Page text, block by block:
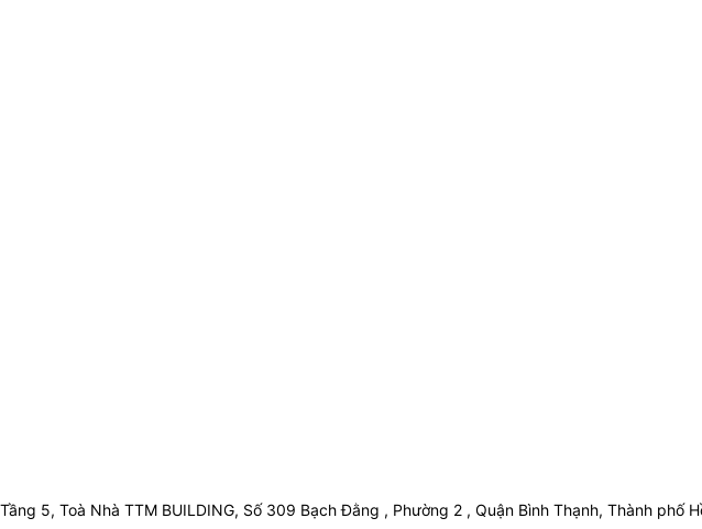
Tầng 5, Toà Nhà TTM BUILDING, Số 309 Bạch Đằng , Phường 2 , Quận Bình Thạnh, Thành phố